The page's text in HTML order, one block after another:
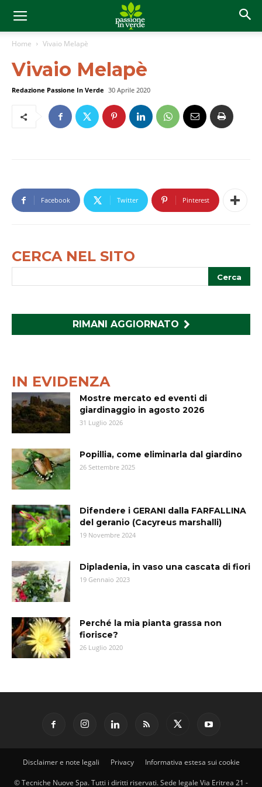
Home Vivaio Melapè
Vivaio Melapè
Redazione Passione In Verde 30 Aprile 2020
Facebook Twitter Pinterest
CERCA NEL SITO
RIMANI AGGIORNATO
IN EVIDENZA
Mostre mercato ed eventi di
giardinaggio in agosto 2026
31 Luglio 2026
Popillia, come eliminarla dal giardino
26 Settembre 2025
Difendere i GERANI dalla FARFALLINA
del geranio (Cacyreus marshalli)
19 Novembre 2024
Dipladenia, in vaso una cascata di fiori
19 Gennaio 2023
Perché la mia pianta grassa non
fiorisce?
26 Luglio 2020
Disclaimer e note legali Privacy Informativa estesa sui cookie
© Tecniche Nuove Spa. Tutti i diritti riservati. Sede legale Via Eritrea 21 -